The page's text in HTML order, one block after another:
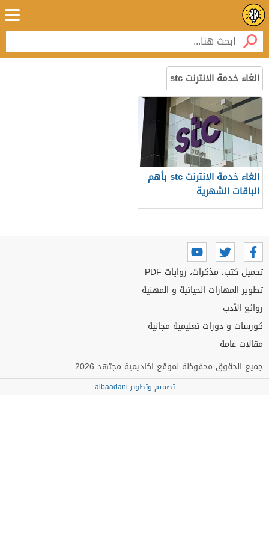
الغاء خدمة الانترنت stc
الغاء خدمة الانترنت stc بأهم
الباقات الشهرية
تحميل كتب، مذكرات، روايات PDF
تطوير المهارات الحياتية و المهنية
روائع الأدب
كورسات و دورات تعليمية مجانية
مقالات عامة
جميع الحقوق محفوظة لموقع اكاديمية مجتهد 2026
تصميم وتطوير albaadani